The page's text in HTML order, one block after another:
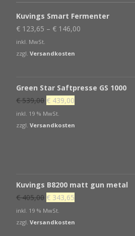
Kuvings Smart Fermenter
€ 123,65 – € 146,00
inkl. MwSt.
zzgl. Versandkosten
Green Star Saftpresse GS 1000
€539,00 Ursprünglicher
Preis
war:
€ 439,00
ist:
inkl. 19 % MwSt.
zzgl. Versandkosten
Kuvings B8200 matt gun metal
€405,00 Ursprünglicher
Preis
war:
€ 343,65
ist:
inkl. 19 % MwSt.
zzgl. Versandkosten